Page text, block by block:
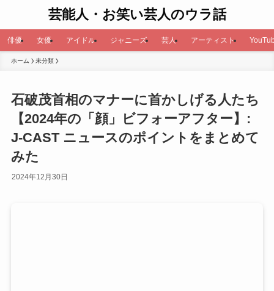
芸能人・お笑い芸人のウラ話
俳優 女優 アイドル ジャニーズ 芸人 アーティスト
ホーム 未分類
石破茂首相のマナーに首かしげる人たち
【2024年の「顔」ビフォーアフター】:
J-CAST ニュースのポイントをまとめて
みた
2024年12月30日